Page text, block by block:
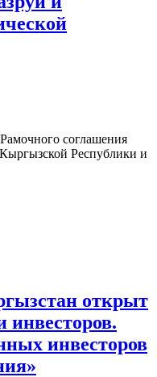
соглашения
Республики и
открыт
инвесторов.
инвесторов